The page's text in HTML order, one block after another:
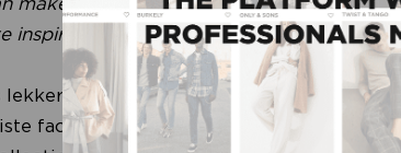
inspireren.”
uit te pakken met een eigen
faciliteiten hiervoor te bieden.
“Style